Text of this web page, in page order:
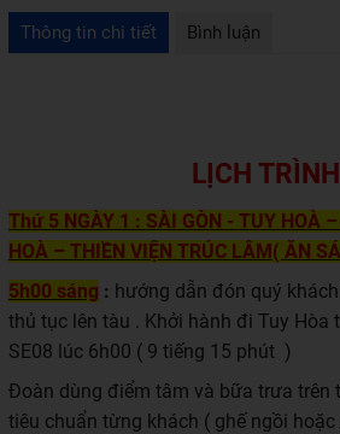
Thông tin chi tiết Bình luận
LỊCH TRÌNH
Thứ 5 NGÀY 1 : SÀI GÒN - TUY HOÀ –
HOÀ – THIỀN VIỆN TRÚC LÂM( ĂN
5h00 sáng : hướng dẫn đón quý
thủ tục lên tàu . Khởi hành đi Tuy Hòa
SE08 lúc 6h00 ( 9 tiếng 15 phút )
Đoàn dùng điểm tâm và bữa trưa trên
tiêu chuẩn từng khách ( ghế ngồi